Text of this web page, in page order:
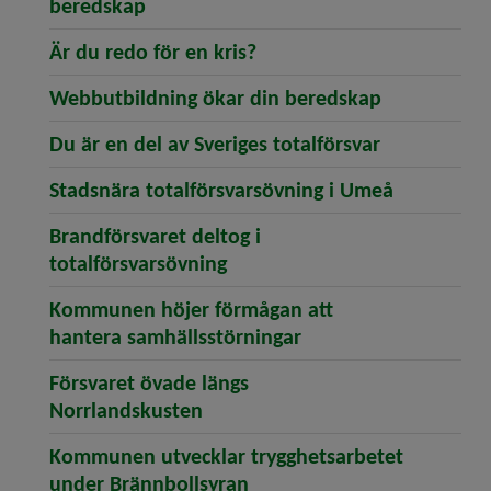
beredskap
Är du redo för en kris?(öppnar artikeln Är du
Webbutbildning ökar din beredskap (öppnar
Du är en del av Sveriges totalförsvar(öppnar
Stadsnära totalförsvarsövning i Umeå (öppnar
Brandförsvaret deltog i
totalförsvarsövning(öppnar artikeln
Kommunen höjer förmågan att
hantera samhällsstörningar(öppnar artikeln
Försvaret övade längs
Norrlandskusten (öppnar artikeln Försvaret
Kommunen utvecklar trygghetsarbetet
under Brännbollsyran (öppnar artikeln